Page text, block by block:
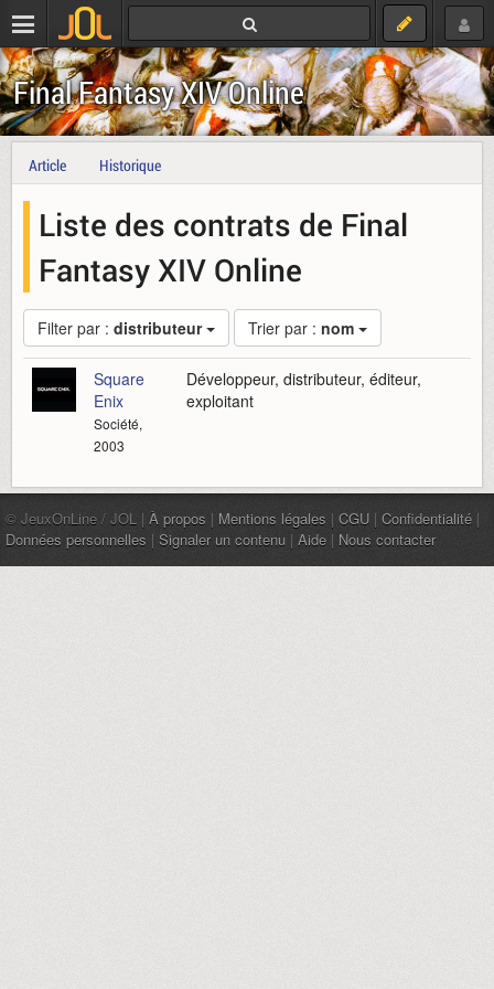
Final Fantasy XIV Online
Article Historique
Liste des contrats de Final
Fantasy XIV Online
Filter par : distributeur Trier par : nom
Square
Enix
Société,
2003
Développeur, distributeur, éditeur,
exploitant
© JeuxOnLine / JOL | À propos | Mentions légales | CGU | Confidentialité |
Données personnelles | Signaler un contenu | Aide | Nous contacter